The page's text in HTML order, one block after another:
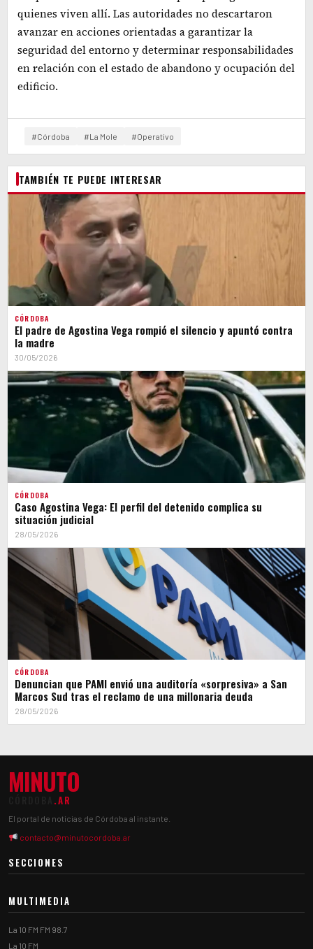
quienes viven allí. Las autoridades no descartaron
avanzar en acciones orientadas a garantizar la
seguridad del entorno y determinar responsabilidades
en relación con el estado de abandono y ocupación del
edificio.
#Córdoba #La Mole #Operativo
TAMBIÉN TE PUEDE INTERESAR
CÓRDOBA
El padre de Agostina Vega rompió el silencio y apuntó contra
la madre
30/05/2026
CÓRDOBA
Caso Agostina Vega: El perfil del detenido complica su
situación judicial
28/05/2026
CÓRDOBA
Denuncian que PAMI envió una auditoría «sorpresiva» a San
Marcos Sud tras el reclamo de una millonaria deuda
28/05/2026
MINUTO
.AR
El portal de noticias de Córdoba al instante.
contacto@minutocordoba.ar
SECCIONES
MULTIMEDIA
La 10 FM FM 98.7
La 10 FM